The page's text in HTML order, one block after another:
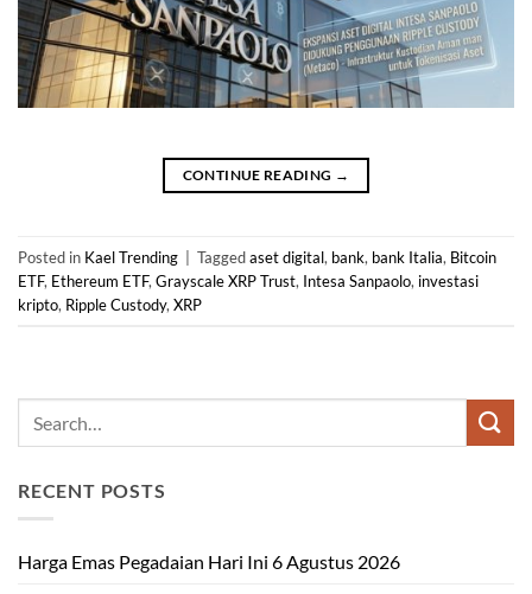
CONTINUE READING →
Posted in Kael Trending Taggedaset digital, bank, bank Italia, Bitcoin
ETF, Ethereum ETF, Grayscale XRP Trust, Intesa Sanpaolo, investasi
kripto, Ripple Custody, XRP
RECENT POSTS
Harga Emas Pegadaian Hari Ini 6 Agustus 2026